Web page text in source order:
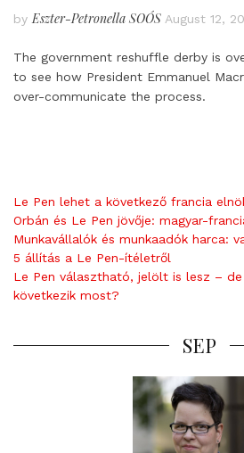
by Eszter-Petronella SOÓS August 12,
The government reshuffle derby is
to see how President Emmanuel
over-communicate the process.
Le Pen lehet a következő francia
Orbán és Le Pen jövője: magyar-
Munkavállalók és munkaadók harca:
5 állítás a Le Pen-ítéletről
Le Pen választható, jelölt is lesz –
következik most?
SEP